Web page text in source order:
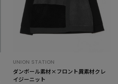
UNION STATION
ダンボール素材×フロント異素材クレ
イジーニット